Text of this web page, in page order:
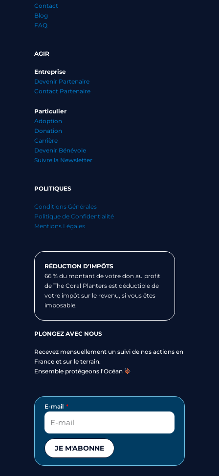
Contact
Blog
FAQ
AGIR
Entreprise
Devenir Partenaire
Contact Partenaire
Particulier
Adoption
Donation
Carrière
Devenir Bénévole
Suivre la Newsletter
POLITIQUES
Conditions Générales
Politique de Confidentialité
Mentions Légales
RÉDUCTION D’IMPÔTS
66 % du montant de votre don au profit
de The Coral Planters est déductible de
votre impôt sur le revenu, si vous êtes
imposable.
PLONGEZ AVEC NOUS
Recevez mensuellement un suivi de nos actions en
France et sur le terrain.
Ensemble protégeons l’Océan
E-mail
JE M'ABONNE